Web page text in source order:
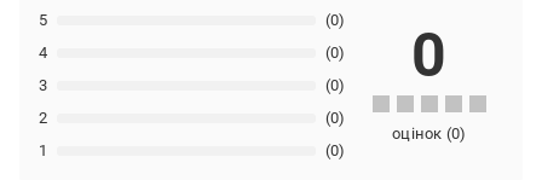
1 (0)
2 (0)
3 (0)
4 (0)
5 (0)
0
оцінок (0)